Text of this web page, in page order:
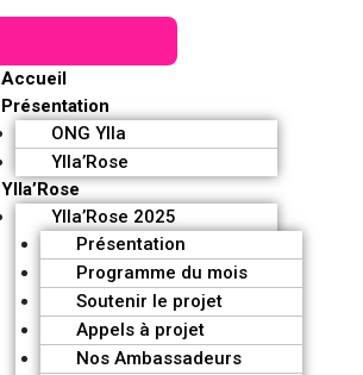
Accueil
Présentation
ONG Ylla
Ylla’Rose
Ylla’Rose
Ylla’Rose 2025
Présentation
Programme du mois
Soutenir le projet
Appels à projet
Nos Ambassadeurs